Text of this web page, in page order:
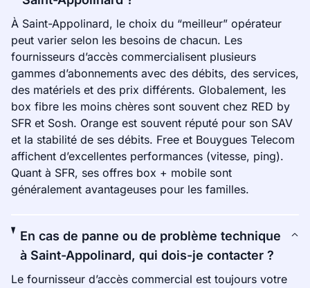
À Saint-Appolinard, le choix du “meilleur” opérateur
peut varier selon les besoins de chacun. Les
fournisseurs d’accès commercialisent plusieurs
gammes d’abonnements avec des débits, des services,
des matériels et des prix différents. Globalement, les
box fibre les moins chères sont souvent chez RED by
SFR et Sosh. Orange est souvent réputé pour son SAV
et la stabilité de ses débits. Free et Bouygues Telecom
affichent d’excellentes performances (vitesse, ping).
Quant à SFR, ses offres box + mobile sont
généralement avantageuses pour les familles.
En cas de panne ou de problème technique
à Saint-Appolinard, qui dois-je contacter ?
Le fournisseur d’accès commercial est toujours votre